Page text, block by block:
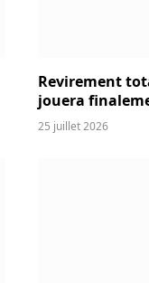
Revirement
jouera
25 juillet 2026